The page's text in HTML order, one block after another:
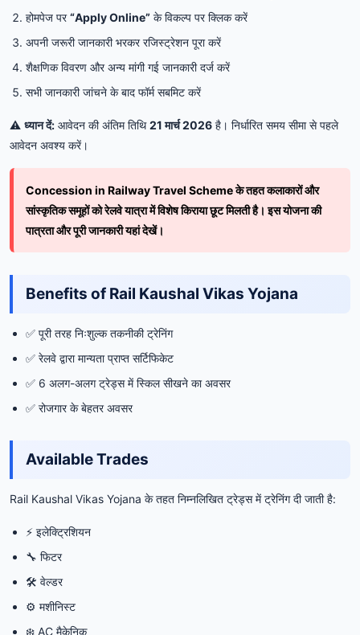
होमपेज पर“Apply Online” के विकल्प पर क्लिक करें
अपनी जरूरी जानकारी भरकर रजिस्ट्रेशन पूरा करें
शैक्षणिक विवरण और अन्य मांगी गई जानकारी दर्ज करें
सभी जानकारी जांचने के बाद फॉर्म सबमिट करें
⚠️ ध्यान दें: आवेदन की अंतिम तिथि21 मार्च 2026 है। निर्धारित समय सीमा से पहले
आवेदन अवश्य करें।
Concession in Railway Travel Scheme के तहत कलाकारों और
सांस्कृतिक समूहों को रेलवे यात्रा में विशेष किराया छूट मिलती है। इस योजना की
पात्रता और पूरी जानकारी यहां देखें।
Benefits of Rail Kaushal Vikas Yojana
✅ पूरी तरह निःशुल्क तकनीकी ट्रेनिंग
✅ रेलवे द्वारा मान्यता प्राप्त सर्टिफिकेट
✅ 6 अलग-अलग ट्रेड्स में स्किल सीखने का अवसर
✅ रोजगार के बेहतर अवसर
Available Trades
Rail Kaushal Vikas Yojana के तहत निम्नलिखित ट्रेड्स में ट्रेनिंग दी जाती है:
⚡ इलेक्ट्रिशियन
🔧 फिटर
🛠️ वेल्डर
⚙️ मशीनिस्ट
❄️ AC मैकेनिक